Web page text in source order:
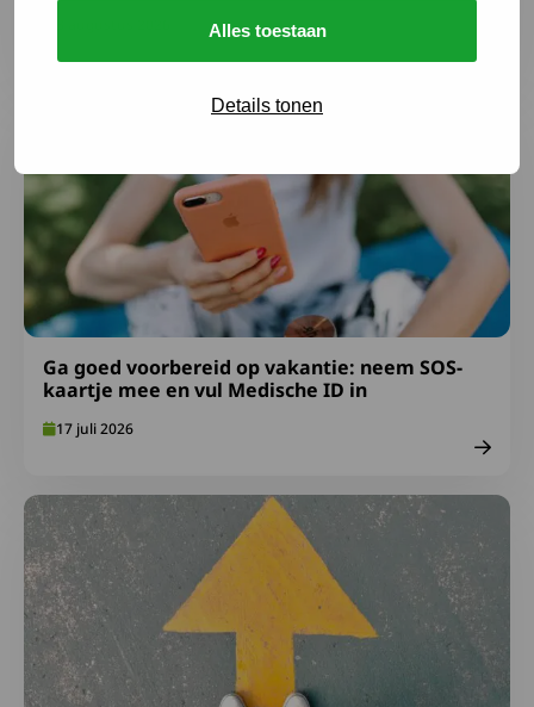
Alles toestaan
Details tonen
Ga goed voorbereid op vakantie: neem SOS-
kaartje mee en vul Medische ID in
17 juli 2026
Lees meer over Ga goed voorbereid op vakantie: neem
Lees meer over Afspraken over gepast gebruik FA-